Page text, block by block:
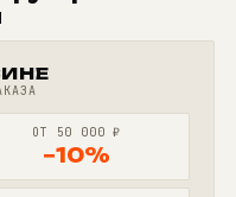
ОТ 50 000 ₽
−10%